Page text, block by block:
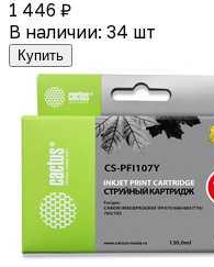
1 446 ₽
В наличии: 34 шт
Купить